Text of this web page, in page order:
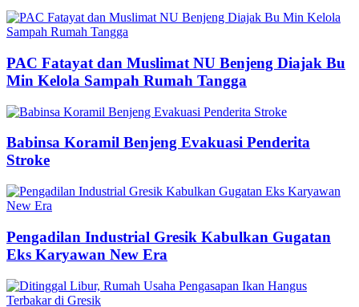
PAC Fatayat dan Muslimat NU Benjeng Diajak Bu
Min Kelola Sampah Rumah Tangga
Babinsa Koramil Benjeng Evakuasi Penderita
Stroke
Pengadilan Industrial Gresik Kabulkan Gugatan
Eks Karyawan New Era